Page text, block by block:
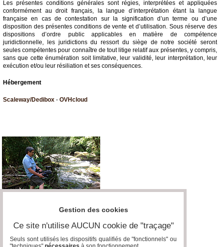
Les présentes conditions générales sont régies, interprétées et appliquées
conformément au droit français, la langue d’interprétation étant la langue
française en cas de contestation sur la signification d’un terme ou d’une
disposition des présentes conditions de vente et d’utilisation. Sous réserve des
dispositions d’ordre public applicables en matière de compétence
juridictionnelle, les juridictions du ressort du siège de notre société seront
seules compétentes pour connaître de tout litige relatif aux présentes, y compris,
sans que cette énumération soit limitative, leur validité, leur interprétation, leur
exécution et/ou leur résiliation et ses conséquences.
Hébergement
Scaleway/Dedibox - OVHcloud
Gestion des cookies
Ce site n'utilise AUCUN cookie de "traçage"
Seuls sont utilisés les dispositifs qualifiés de "fonctionnels" ou